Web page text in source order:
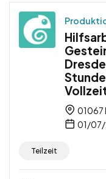
01067
01/
Teilzeit